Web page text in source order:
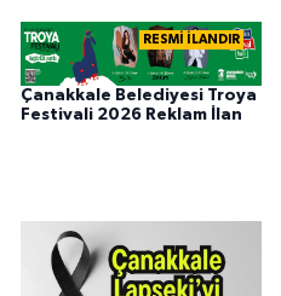
RESMİ İLANDIR
Çanakkale Belediyesi Troya
Festivali 2026 Reklam İlan